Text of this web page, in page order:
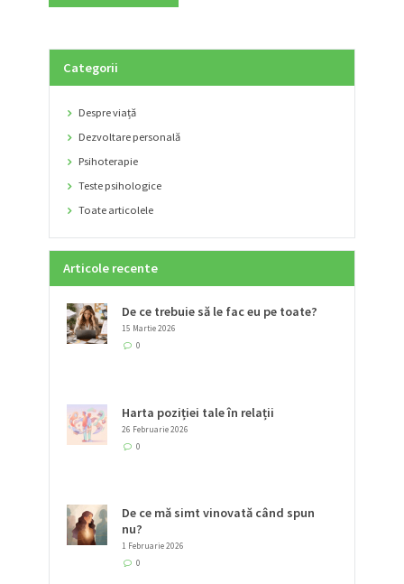
Categorii
Despre viață
Dezvoltare personală
Psihoterapie
Teste psihologice
Toate articolele
Articole recente
De ce trebuie să le fac eu pe toate?
15 Martie 2026
0
Harta poziției tale în relații
26 Februarie 2026
0
De ce mă simt vinovată când spun
nu?
1 Februarie 2026
0